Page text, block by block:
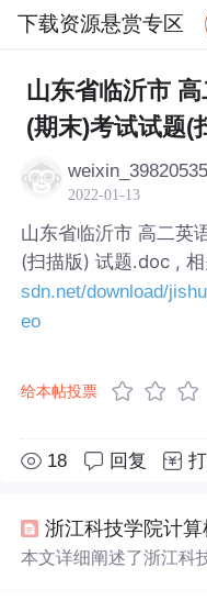
下载资源悬赏专区
社区 下载资源悬
山东省临沂市
(期末)考试试题(
weixin_39820535
2022-01-13
山东省临沂市 高二英
(扫描版) 试题.doc , 相
sdn.net/download/
eo
给本帖投票
18 回复
浙江科技学院计
本文详细阐述了浙江科